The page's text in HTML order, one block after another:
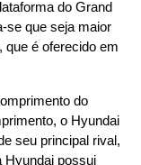
do Grand
se que seja maior
é oferecido em
do
o Hyundai
seu principal rival,
Hyundai possui